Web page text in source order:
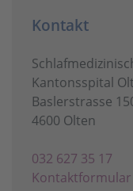
Kontakt
Kantonsspital
Baslerstrasse
4600 Olten
032 627 35 17
Kontaktformular